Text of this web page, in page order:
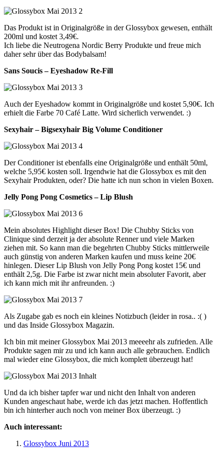
Das Produkt ist in Originalgröße in der Glossybox gewesen, enthält
200ml und kostet 3,49€.
Ich liebe die Neutrogena Nordic Berry Produkte und freue mich
daher sehr über das Bodybalsam!
Sans Soucis – Eyeshadow Re-Fill
Auch der Eyeshadow kommt in Originalgröße und kostet 5,90€. Ich
erhielt die Farbe 70 Café Latte. Wird sicherlich verwendet. :)
Sexyhair – Bigsexyhair Big Volume Conditioner
Der Conditioner ist ebenfalls eine Originalgröße und enthält 50ml,
welche 5,95€ kosten soll. Irgendwie hat die Glossybox es mit den
Sexyhair Produkten, oder? Die hatte ich nun schon in vielen Boxen.
Jelly Pong Pong Cosmetics – Lip Blush
Mein absolutes Highlight dieser Box! Die Chubby Sticks von
Clinique sind derzeit ja der absolute Renner und viele Marken
ziehen mit. So kann man die begehrten Chubby Sticks mittlerweile
auch günstig von anderen Marken kaufen und muss keine 20€
hinlegen. Dieser Lip Blush von Jelly Pong Pong kostet 15€ und
enthält 2,5g. Die Farbe ist zwar nicht mein absoluter Favorit, aber
ich kann mich mit ihr anfreunden. :)
Als Zugabe gab es noch ein kleines Notizbuch (leider in rosa.. :( )
und das Inside Glossybox Magazin.
Ich bin mit meiner Glossybox Mai 2013 meeeehr als zufrieden. Alle
Produkte sagen mir zu und ich kann auch alle gebrauchen. Endlich
mal wieder eine Glossybox, die mich komplett überzeugt hat!
Und da ich bisher tapfer war und nicht den Inhalt von anderen
Kunden angeschaut habe, werde ich das jetzt machen. Hoffentlich
bin ich hinterher auch noch von meiner Box überzeugt. :)
Auch interessant:
Glossybox Juni 2013